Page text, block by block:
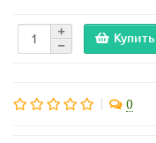
Купить
0